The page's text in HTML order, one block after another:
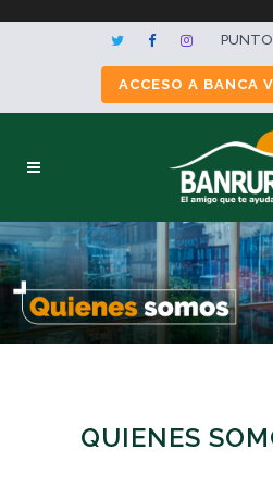
ACCESO A BANCA
QUIENES